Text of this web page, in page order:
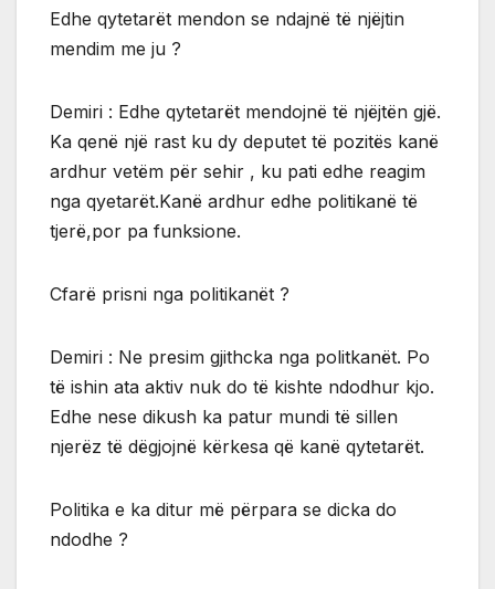
Edhe qytetarët mendon se ndajnë të njëjtin
mendim me ju ?
Demiri : Edhe qytetarët mendojnë të njëjtën gjë.
Ka qenë një rast ku dy deputet të pozitës kanë
ardhur vetëm për sehir , ku pati edhe reagim
nga qyetarët.Kanë ardhur edhe politikanë të
tjerë,por pa funksione.
Cfarë prisni nga politikanët ?
Demiri : Ne presim gjithcka nga politkanët. Po
të ishin ata aktiv nuk do të kishte ndodhur kjo.
Edhe nese dikush ka patur mundi të sillen
njerëz të dëgjojnë kërkesa që kanë qytetarët.
Politika e ka ditur më përpara se dicka do
ndodhe ?